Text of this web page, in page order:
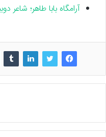
آرامگاه بابا طاهر؛ شاعر